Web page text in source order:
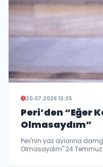
20.07.2026 12:25
Peri’den “Eğer
Olmasaydım”
Peri'nin yaz aylarına
Olmasaydım" 24